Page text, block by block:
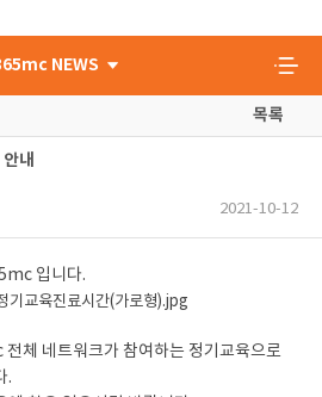
NEWS
목록
내
2021-10-12
입니다.
체 네트워크가 참여하는 정기교육으로
.